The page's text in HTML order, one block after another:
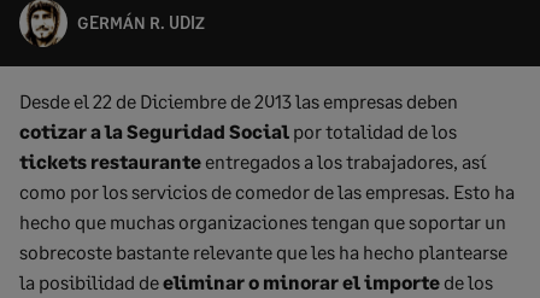
GERMÁN R. UDIZ
Desde el 22 de Diciembre de 2013 las empresas deben
cotizar a la Seguridad Social por totalidad de los
tickets restaurante entregados a los trabajadores, así
como por los servicios de comedor de las empresas. Esto ha
hecho que muchas organizaciones tengan que soportar un
sobrecoste bastante relevante que les ha hecho plantearse
la posibilidad deeliminar o minorar el importe de los